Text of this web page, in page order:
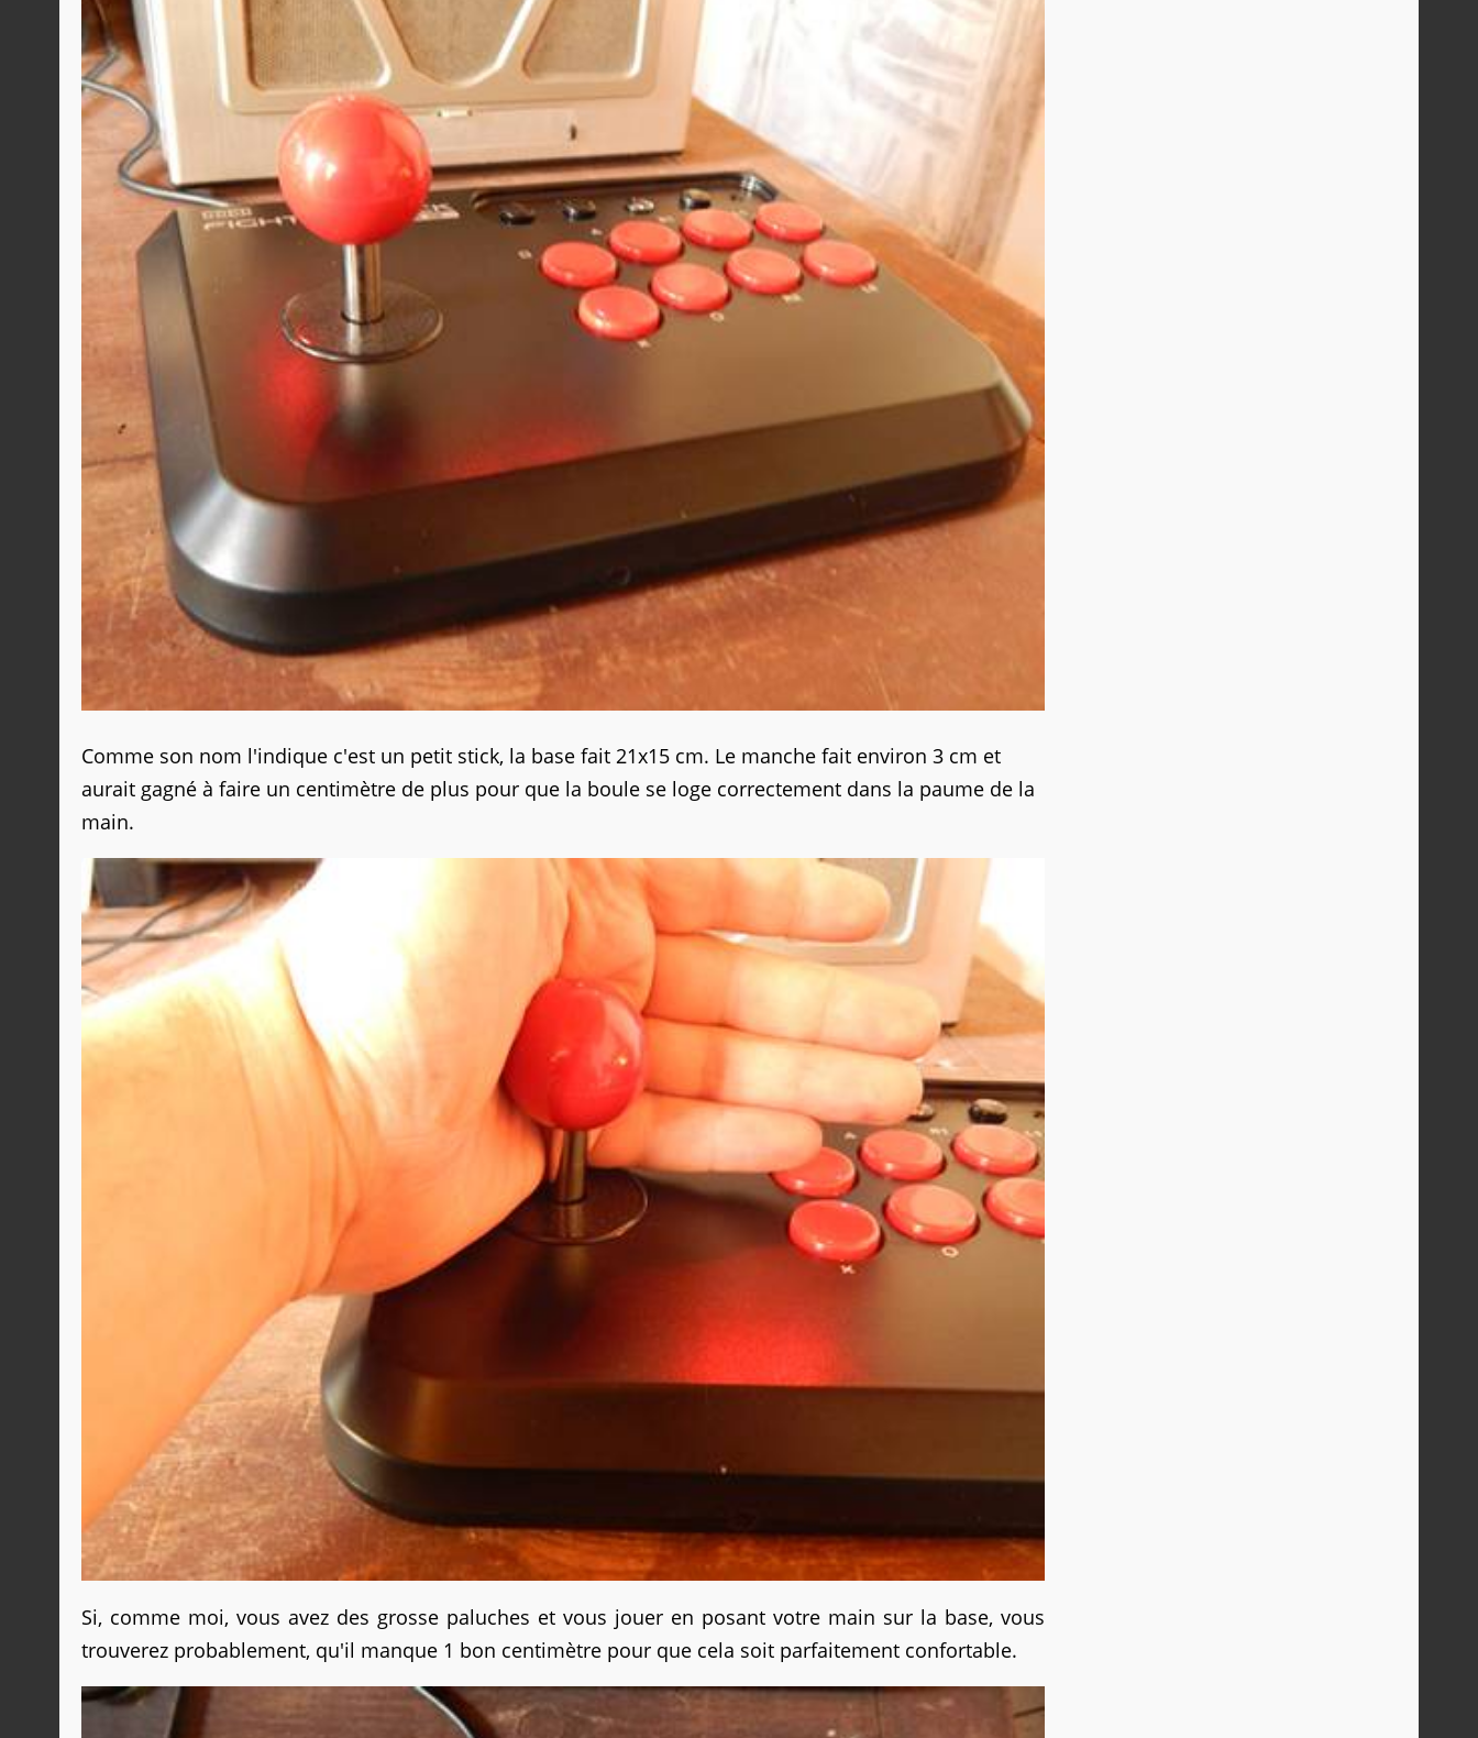
Comme son nom l'indique c'est un petit stick, la base fait 21x15 cm. Le manche fait environ 3 cm et
aurait gagné à faire un centimètre de plus pour que la boule se loge correctement dans la paume de la
main.
Si, comme moi, vous avez des grosse paluches et vous jouer en posant votre main sur la base, vous
trouverez probablement, qu'il manque 1 bon centimètre pour que cela soit parfaitement confortable.